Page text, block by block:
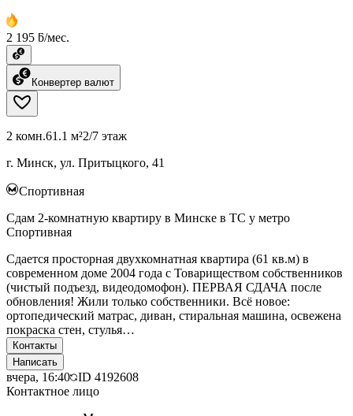
2 195 ƃ/мес.
Конвертер валют
2 комн.61.1 м²2/7 этаж
г. Минск, ул. Притыцкого, 41
Спортивная
Сдам 2-комнатную квартиру в Минске в ТС у метро
Спортивная
Сдается просторная двухкомнатная квартира (61 кв.м) в
современном доме 2004 года с Товариществом собственников
(чистый подъезд, видеодомофон). ПЕРВАЯ СДАЧА после
обновления! Жили только собственники. Всё новое:
ортопедический матрас, диван, стиральная машина, освежена
покраска стен, стулья…
Контакты
Написать
вчера, 16:40 ID 4192608
Контактное лицо